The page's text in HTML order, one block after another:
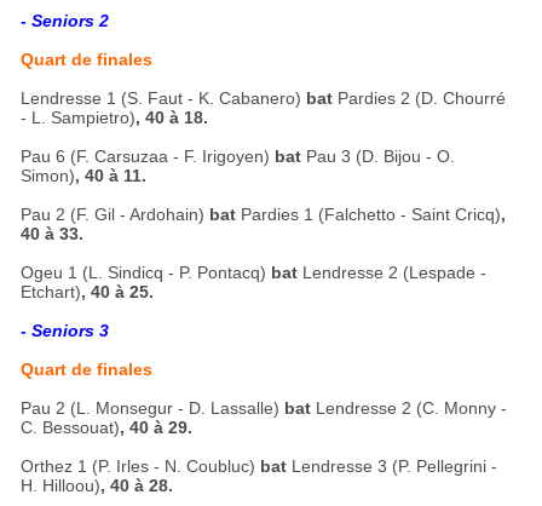
- Seniors 2
Quart de finales
Lendresse 1 (S. Faut - K. Cabanero) bat Pardies 2 (D. Chourré
- L. Sampietro), 40 à 18.
Pau 6 (F. Carsuzaa - F. Irigoyen) bat Pau 3 (D. Bijou - O.
Simon), 40 à 11.
Pau 2 (F. Gil - Ardohain) bat Pardies 1 (Falchetto - Saint Cricq),
40 à 33.
Ogeu 1 (L. Sindicq - P. Pontacq) bat Lendresse 2 (Lespade -
Etchart), 40 à 25.
- Seniors 3
Quart de finales
Pau 2 (L. Monsegur - D. Lassalle) bat Lendresse 2 (C. Monny -
C. Bessouat), 40 à 29.
Orthez 1 (P. Irles - N. Coubluc) bat Lendresse 3 (P. Pellegrini -
H. Hilloou), 40 à 28.